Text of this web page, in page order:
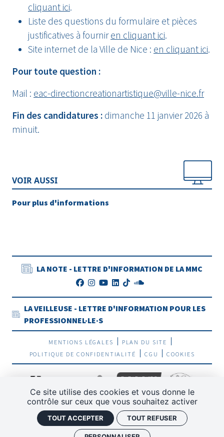
Ce site utilise des cookies et vous donne le
contrôle sur ceux que vous souhaitez activer
TOUT ACCEPTER TOUT REFUSER
cliquant ici.
Liste des questions du formulaire et pièces
justificatives à fourniren cliquant ici.
Site internet de la Ville de Nice : en cliquant ici.
Pour toute question :
Mail : eac-directioncreationartistique@ville-nice.fr
Fin des candidatures : dimanche 11 janvier 2026 à
minuit.
VOIR AUSSI
Pour plus d'informations
LA NOTE - LETTRE D'INFORMATION DE LA MMC
LA VEILLEUSE - LETTRE D'INFORMATION POUR LES
PROFESSIONNEL·LE·S
MENTIONS LÉGALES
PLAN DU SITE
POLITIQUE DE CONFIDENTIALITÉ
CGU COOKIES